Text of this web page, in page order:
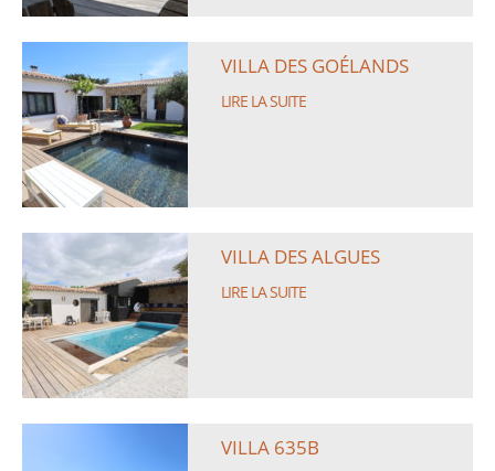
VILLA DES GOÉLANDS
LIRE LA SUITE
VILLA DES ALGUES
LIRE LA SUITE
VILLA 635B